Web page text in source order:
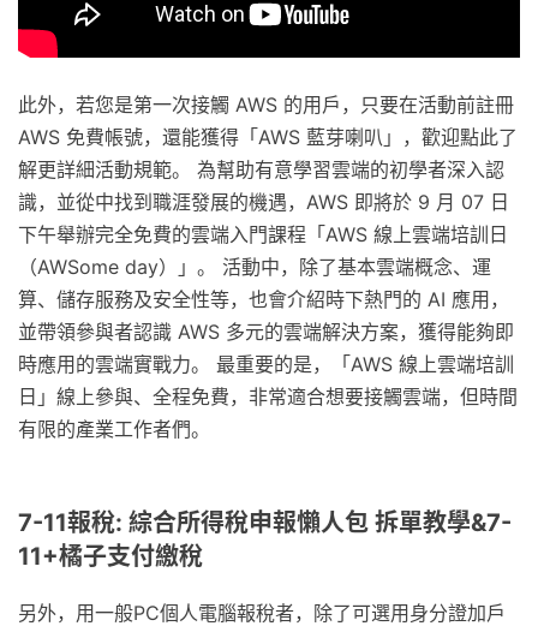
此外，若您是第一次接觸 AWS 的用戶，只要在活動前註冊
AWS 免費帳號，還能獲得「AWS 藍芽喇叭」，歡迎點此了
解更詳細活動規範。 為幫助有意學習雲端的初學者深入認
識，並從中找到職涯發展的機遇，AWS 即將於 9 月 07 日
下午舉辦完全免費的雲端入門課程「AWS 線上雲端培訓日
（AWSome day）」。 活動中，除了基本雲端概念、運
算、儲存服務及安全性等，也會介紹時下熱門的 AI 應用，
並帶領參與者認識 AWS 多元的雲端解決方案，獲得能夠即
時應用的雲端實戰力。 最重要的是，「AWS 線上雲端培訓
日」線上參與、全程免費，非常適合想要接觸雲端，但時間
有限的產業工作者們。
7-11報稅: 綜合所得稅申報懶人包 拆單教學&7-
11+橘子支付繳稅
另外，用一般PC個人電腦報稅者，除了可選用身分證加戶